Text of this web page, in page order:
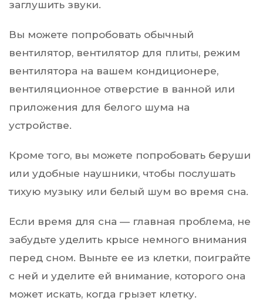
заглушить звуки.
Вы можете попробовать обычный
вентилятор, вентилятор для плиты, режим
вентилятора на вашем кондиционере,
вентиляционное отверстие в ванной или
приложения для белого шума на
устройстве.
Кроме того, вы можете попробовать беруши
или удобные наушники, чтобы послушать
тихую музыку или белый шум во время сна.
Если время для сна — главная проблема, не
забудьте уделить крысе немного внимания
перед сном. Выньте ее из клетки, поиграйте
с ней и уделите ей внимание, которого она
может искать, когда грызет клетку.